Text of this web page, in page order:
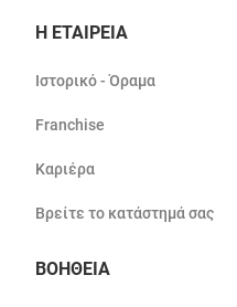
Η ΕΤΑΙΡΕΙΑ
Ιστορικό - Όραμα
Franchise
Καριέρα
Βρείτε το κατάστημά σας
ΒΟΗΘΕΙΑ